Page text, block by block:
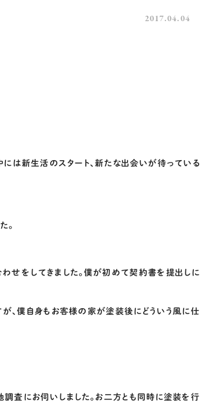
2017.04.04
は新生活のスタート、新たな出会いが待っている
。
せをしてきました。僕が初めて契約書を提出しに
、僕自身もお客様の家が塗装後にどういう風に仕
査にお伺いしました。お二方とも同時に塗装を行